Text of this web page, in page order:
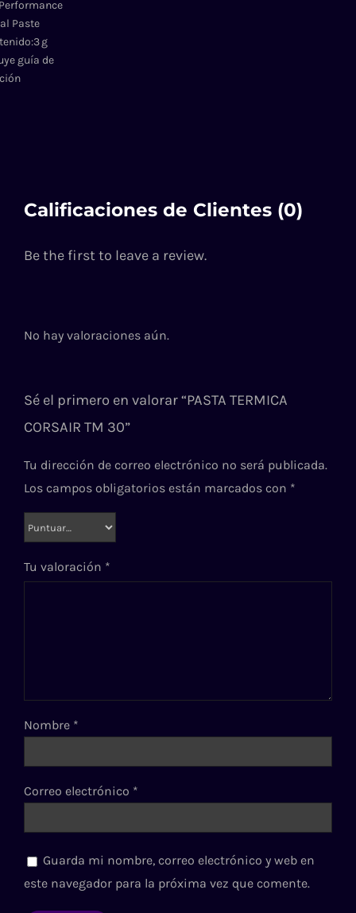
Paste
g
guía de
Calificaciones de Clientes (0)
Be the first to leave a review.
No hay valoraciones aún.
Sé el primero en valorar “PASTA TERMICA
CORSAIR TM 30”
Tu dirección de correo electrónico no será publicada.
Los campos obligatorios están marcados con *
Tu valoración *
Nombre *
Correo electrónico *
Guarda mi nombre, correo electrónico y web en
este navegador para la próxima vez que comente.